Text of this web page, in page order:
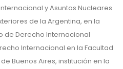
y Asuntos Nucleares
de la Argentina, en la
de Derecho Internacional
Internacional en la Facultad
Buenos Aires, institución en la